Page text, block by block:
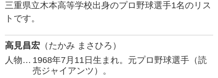
三重県立木本高等学校出身のプロ野球選手1名のリス
トです。
高見昌宏 （たかみ まさひろ）
人物… 1968年7月11日生まれ。元プロ野球選手（読
売ジャイアンツ）。